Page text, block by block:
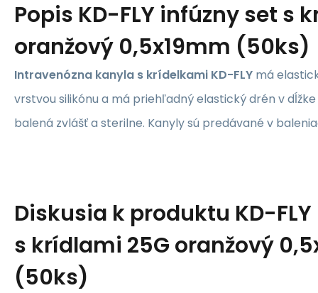
Popis KD-FLY infúzny set s
oranžový 0,5x19mm (50ks)
Intravenózna kanyla s krídelkami KD-FLY má
vrstvou silikónu a má priehľadný elastický drén v dĺžke
balená zvlášť a sterilne. Kanyly sú predávané v
Diskusia k produktu KD-
s krídlami 25G oranžový
(50ks)